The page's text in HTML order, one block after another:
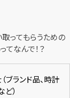
ブランド品、時計
）